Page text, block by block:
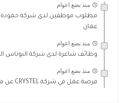
منذ بضع اعوام
مطلوب موظفين لدى شركة حمودة
عمان
منذ بضع اعوام
وظائف شاغرة لدى شركة البوتاس
منذ بضع اعوام
فرصة عمل في شركة CRYSTEL عن فتح أبواب التوظيف...